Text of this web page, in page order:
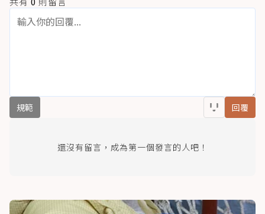
規範 回覆
還沒有留言，成為第一個發言的人吧！